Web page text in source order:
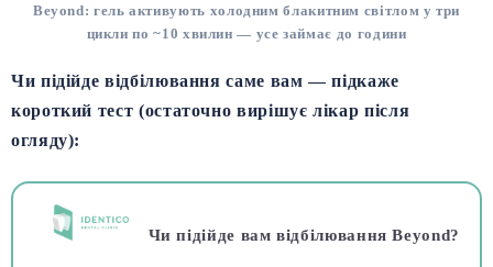
Beyond: гель активують холодним блакитним світлом у три
цикли по ~10 хвилин — усе займає до години
Чи підійде відбілювання саме вам — підкаже
короткий тест (остаточно вирішує лікар після
огляду):
Чи підійде вам відбілювання Beyond?